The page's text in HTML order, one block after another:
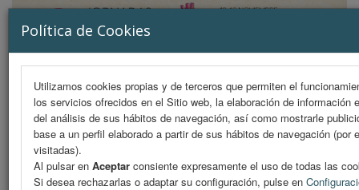
Política de Cookies
Utilizamos cookies propias y de terceros que permiten el
los servicios ofrecidos en el Sitio web, la elaboración de información
del análisis de sus hábitos de navegación, así como mostrarle
base a un perfil elaborado a partir de sus hábitos de navegación (por
visitadas).
Al pulsar en Aceptar consiente expresamente el uso de todas las
Si desea rechazarlas o adaptar su configuración, pulse en
MENU
Presentación